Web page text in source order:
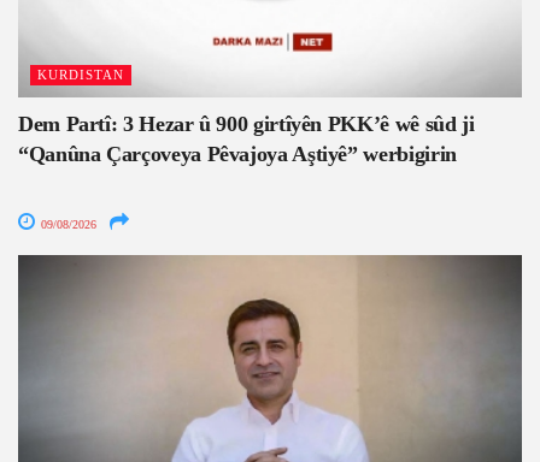
KURDISTAN
Dem Partî: 3 Hezar û 900 girtîyên PKK’ê wê sûd ji
“Qanûna Çarçoveya Pêvajoya Aştiyê” werbigirin
09/08/2026